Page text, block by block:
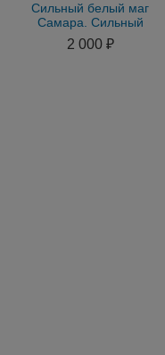
Сильный белый маг
Самара. Сильный
приворот Самара
2 000 ₽